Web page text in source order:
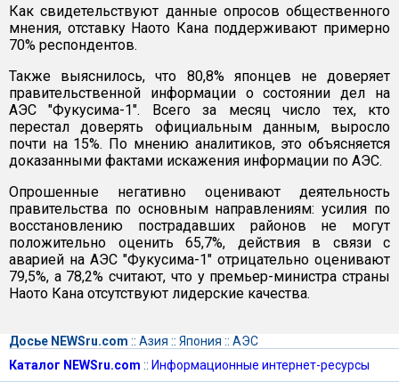
Как свидетельствуют данные опросов общественного
мнения, отставку Наото Кана поддерживают примерно
70% респондентов.
Также выяснилось, что 80,8% японцев не доверяет
правительственной информации о состоянии дел на
АЭС "Фукусима-1". Всего за месяц число тех, кто
перестал доверять официальным данным, выросло
почти на 15%. По мнению аналитиков, это объясняется
доказанными фактами искажения информации по АЭС.
Опрошенные негативно оценивают деятельность
правительства по основным направлениям: усилия по
восстановлению пострадавших районов не могут
положительно оценить 65,7%, действия в связи с
аварией на АЭС "Фукусима-1" отрицательно оценивают
79,5%, а 78,2% считают, что у премьер-министра страны
Наото Кана отсутствуют лидерские качества.
Досье NEWSru.com :: Азия :: Япония :: АЭС
Каталог NEWSru.com :: Информационные интернет-ресурсы